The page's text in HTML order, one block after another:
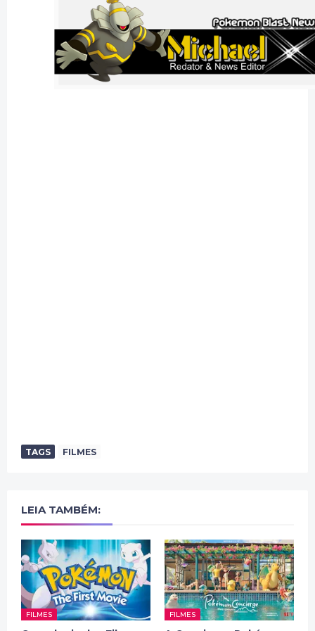
TAGS FILMES
LEIA TAMBÉM:
FILMES FILMES